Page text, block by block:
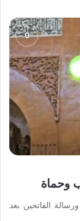
وحماة
الفاتحين بعد